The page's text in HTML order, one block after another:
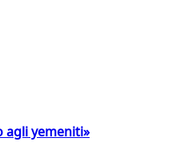
agli yemeniti»